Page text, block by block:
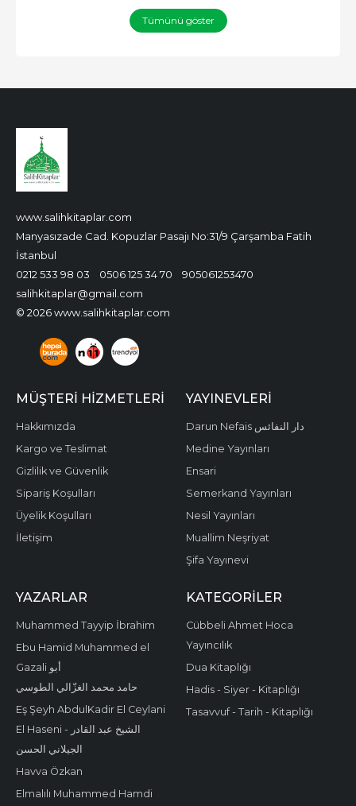
Tümünü göster
www.salihkitaplar.com
Manyasızade Cad. Kopuzlar Pasajı No:31/9 Çarşamba Fatih
İstanbul
0212 533 98 03
0506 125 34 70
905061253470
salihkitaplar@gmail.com
© 2026 www.salihkitaplar.com
MÜŞTERI HIZMETLERI
Hakkımızda
Kargo ve Teslimat
Gizlilik ve Güvenlik
Sipariş Koşulları
Üyelik Koşulları
İletişim
YAYINEVLERI
Darun Nefais دار النفائس
Medine Yayınları
Ensari
Semerkand Yayınları
Nesil Yayınları
Muallim Neşriyat
Şifa Yayınevi
YAZARLAR
Muhammed Tayyip İbrahim
Ebu Hamid Muhammed el
Gazali أبو
حامد محمد الغزّالي الطوسي
Eş Şeyh AbdulKadir El Ceylani
El Haseni - الشيخ عبد القادر
الجيلاني الحسن
Havva Özkan
Elmalılı Muhammed Hamdi
KATEGORILER
Cübbeli Ahmet Hoca
Yayıncılık
Dua Kitaplığı
Hadis - Siyer - Kitaplığı
Tasavvuf - Tarih - Kitaplığı